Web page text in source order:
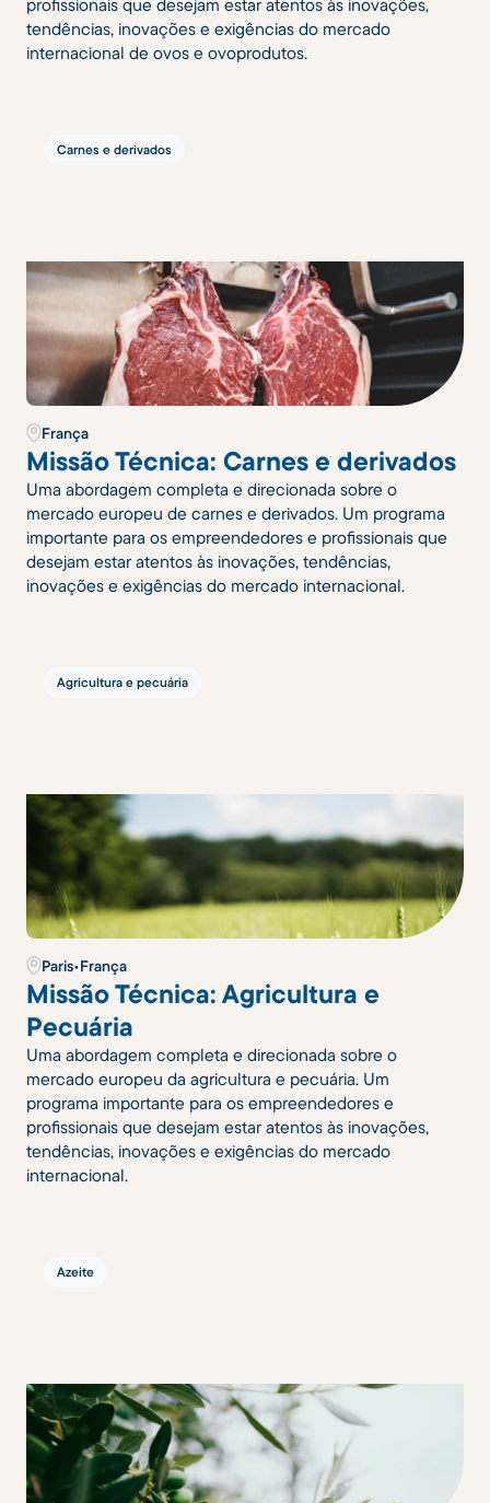
tendências, inovações e exigências do mercado
internacional de ovos e ovoprodutos.
Carnes e derivados
França
Missão Técnica: Carnes e derivados
Uma abordagem completa e direcionada sobre o
mercado europeu de carnes e derivados. Um programa
importante para os empreendedores e profissionais que
desejam estar atentos às inovações, tendências,
inovações e exigências do mercado internacional.
Agricultura e pecuária
Paris•França
Missão Técnica: Agricultura e
Pecuária
Uma abordagem completa e direcionada sobre o
mercado europeu da agricultura e pecuária. Um
programa importante para os empreendedores e
profissionais que desejam estar atentos às inovações,
tendências, inovações e exigências do mercado
internacional.
Azeite